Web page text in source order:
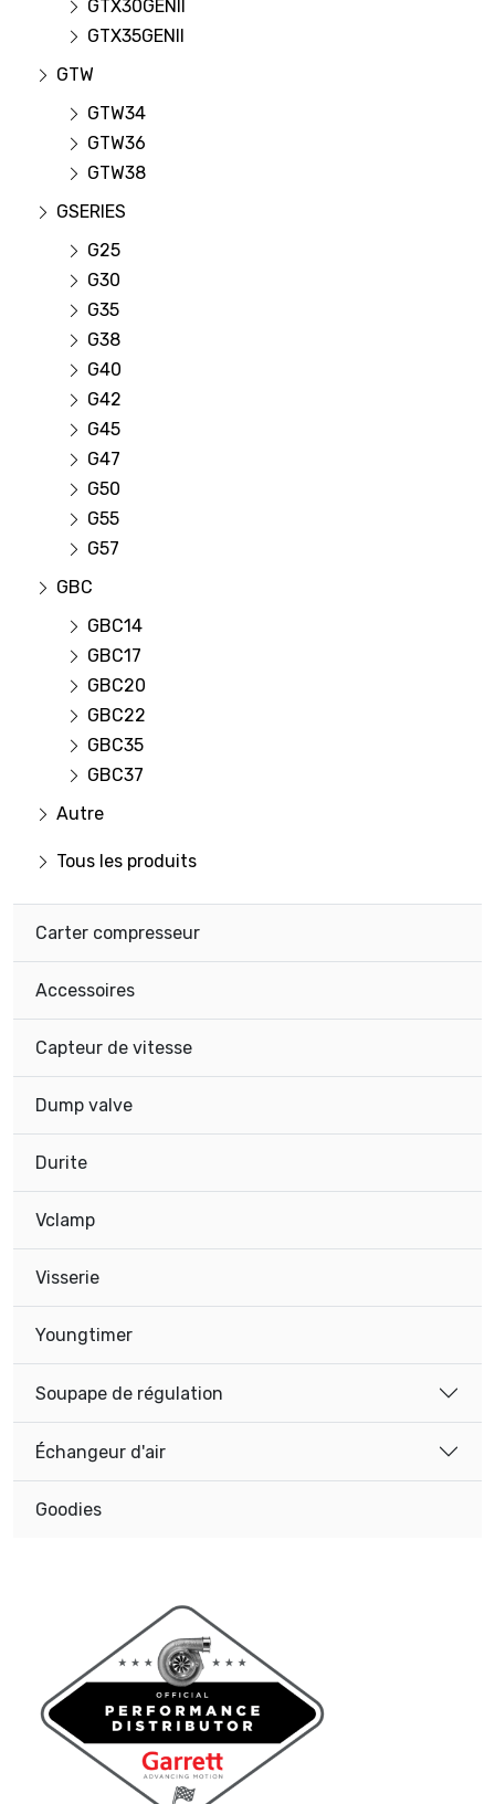
GTX30GENII
GTX35GENII
GTW
GTW34
GTW36
GTW38
GSERIES
G25
G30
G35
G38
G40
G42
G45
G47
G50
G55
G57
GBC
GBC14
GBC17
GBC20
GBC22
GBC35
GBC37
Autre
Tous les produits
Carter compresseur
Accessoires
Capteur de vitesse
Dump valve
Durite
Vclamp
Visserie
Youngtimer
Soupape de régulation
Échangeur d'air
Goodies